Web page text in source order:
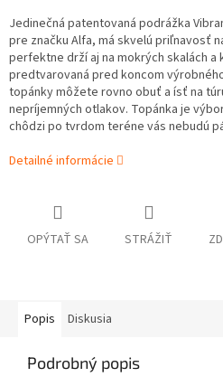
Jedinečná patentovaná podrážka
pre značku Alfa, má skvelú priľnavosť
perfektne drží aj na mokrých skalách a
predtvarovaná pred koncom
topánky môžete rovno obuť a ísť na
nepríjemných otlakov. Topánka je
chôdzi po tvrdom teréne vás nebudú
Detailné informácie
OPÝTAŤ SA STRÁŽIŤ
Popis Diskusia
Podrobný popis